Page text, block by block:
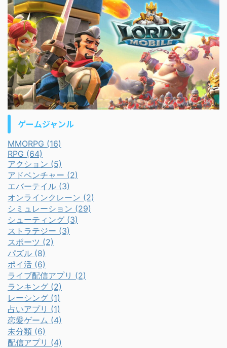
ゲームジャンル
MMORPG (16)
RPG (64)
アクション (5)
アドベンチャー (2)
エバーテイル (3)
オンラインクレーン (2)
シミュレーション (29)
シューティング (3)
ストラテジー (3)
スポーツ (2)
パズル (8)
ポイ活 (6)
ライブ配信アプリ (2)
ランキング (2)
レーシング (1)
占いアプリ (1)
恋愛ゲーム (4)
未分類 (6)
配信アプリ (4)